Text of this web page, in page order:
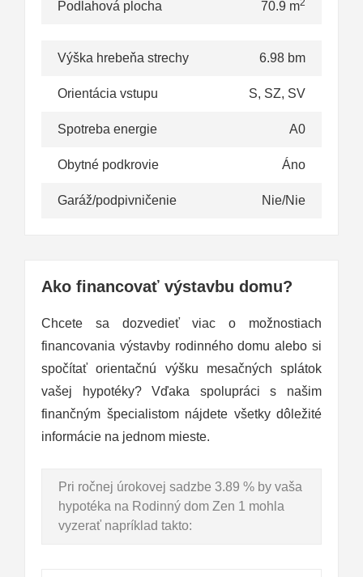
Podlahová plocha 70.9 m2
Výška hrebeňa strechy 6.98 bm
Orientácia vstupu S, SZ, SV
Spotreba energie A0
Obytné podkrovie Áno
Garáž/podpivničenie Nie/Nie
Ako financovať výstavbu domu?
Chcete sa dozvedieť viac o možnostiach
financovania výstavby rodinného domu alebo si
spočítať orientačnú výšku mesačných splátok
vašej hypotéky? Vďaka spolupráci s našim
finančným špecialistom nájdete všetky dôležité
informácie na jednom mieste.
Pri ročnej úrokovej sadzbe 3.89 % by vaša
hypotéka na Rodinný dom Zen 1 mohla
vyzerať napríklad takto: